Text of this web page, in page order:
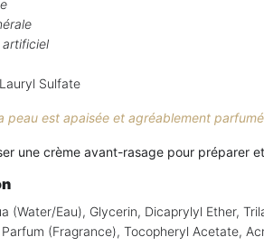
artificiel
Sulfate
peau est apaisée et agréablement
une crème avant-rasage pour préparer
(Water/Eau), Glycerin, Dicaprylyl Ether,
Parfum (Fragrance), Tocopheryl Acetate,